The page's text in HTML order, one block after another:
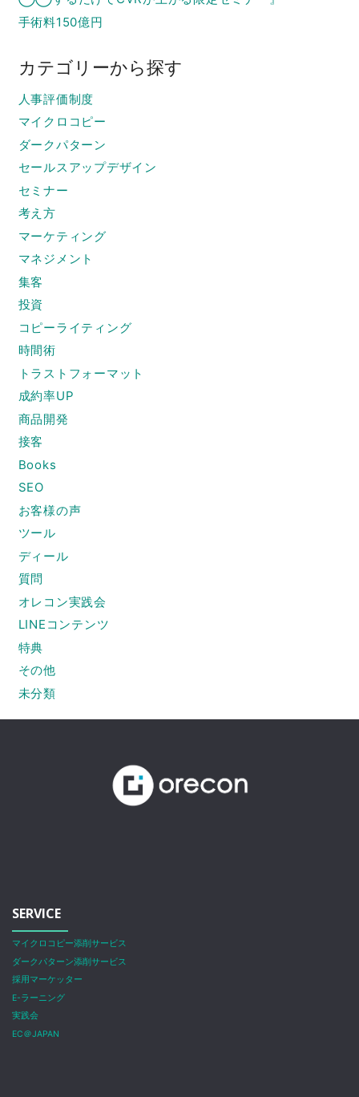
手術料150億円
カテゴリーから探す
人事評価制度
マイクロコピー
ダークパターン
セールスアップデザイン
セミナー
考え方
マーケティング
マネジメント
集客
投資
コピーライティング
時間術
トラストフォーマット
成約率UP
商品開発
接客
Books
SEO
お客様の声
ツール
ディール
質問
オレコン実践会
LINEコンテンツ
特典
その他
未分類
SERVICE
マイクロコピー添削サービス
ダークパターン添削サービス
採用マーケッター
E-ラーニング
実践会
EC＠JAPAN